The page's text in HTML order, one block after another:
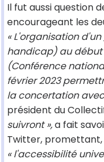
Il fut aussi question
encourageant les
« L'organisation d'un
handicap) au
(Conférence
février 2023
la concertation
président du
suivront »,a fait
Twitter, promettant,
« l'accessibilité